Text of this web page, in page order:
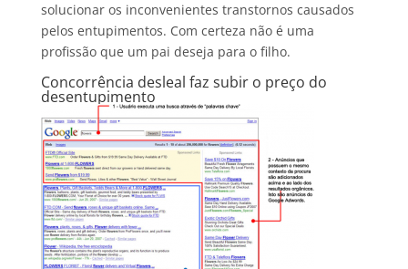
solucionar os inconvenientes transtornos causados
pelos entupimentos. Com certeza não é uma
profissão que um pai deseja para o filho.
Concorrência desleal faz subir o preço do
desentupimento